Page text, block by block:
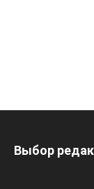
Выбор